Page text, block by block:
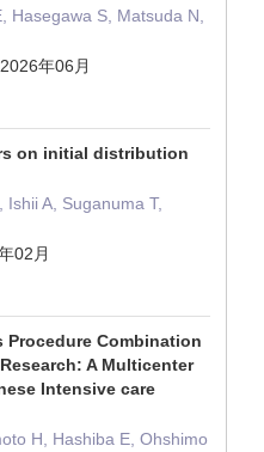
Hasegawa S, Matsuda N,
年06月
on initial distribution
A, Suganuma T,
02月
Combination
A Multicenter
Intensive care
H, Hashiba E, Ohshimo